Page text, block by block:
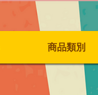
商品類別